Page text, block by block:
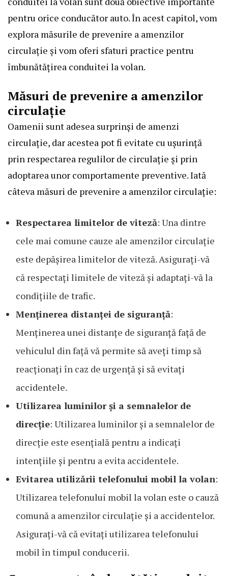
pentru orice conducător auto. În acest capitol, vom
explora măsurile de prevenire a amenzilor
circulație și vom oferi sfaturi practice pentru
îmbunătățirea conduitei la volan.
Măsuri de prevenire a amenzilor
circulație
Oamenii sunt adesea surprinși de amenzi
circulație, dar acestea pot fi evitate cu ușurință
prin respectarea regulilor de circulație și prin
adoptarea unor comportamente preventive. Iată
câteva măsuri de prevenire a amenzilor circulație:
Respectarea limitelor de viteză: Una dintre
cele mai comune cauze ale amenzilor circulație
este depășirea limitelor de viteză. Asigurați-vă
că respectați limitele de viteză și adaptați-vă la
condițiile de trafic.
Menținerea distanței de siguranță:
Menținerea unei distanțe de siguranță față de
vehiculul din față vă permite să aveți timp să
reacționați în caz de urgență și să evitați
accidentele.
Utilizarea luminilor și a semnalelor de
direcție: Utilizarea luminilor și a semnalelor de
direcție este esențială pentru a indicați
intențiile și pentru a evita accidentele.
Evitarea utilizării telefonului mobil la volan:
Utilizarea telefonului mobil la volan este o cauză
comună a amenzilor circulație și a accidentelor.
Asigurați-vă că evitați utilizarea telefonului
mobil în timpul conducerii.